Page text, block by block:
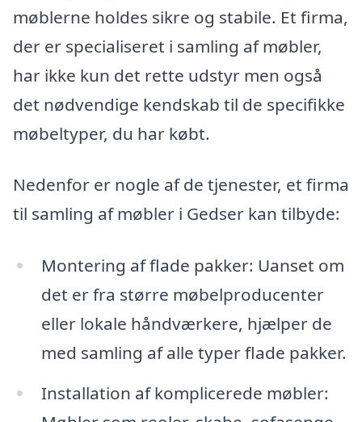
møblerne holdes sikre og stabile. Et firma,
der er specialiseret i samling af møbler,
har ikke kun det rette udstyr men også
det nødvendige kendskab til de specifikke
møbeltyper, du har købt.
Nedenfor er nogle af de tjenester, et firma
til samling af møbler i Gedser kan tilbyde:
Montering af flade pakker: Uanset om
det er fra større møbelproducenter
eller lokale håndværkere, hjælper de
med samling af alle typer flade pakker.
Installation af komplicerede møbler: